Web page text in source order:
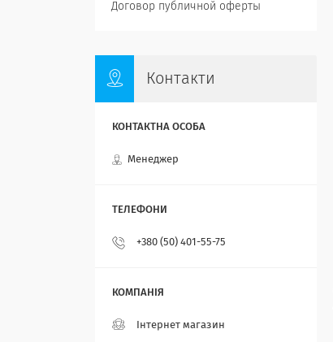
Договор публичной оферты
Контакти
Менеджер
+380 (50) 401-55-75
Інтернет магазин